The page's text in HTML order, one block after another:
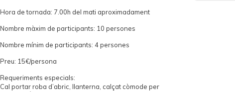
Hora de tornada: 7.00h del mati aproximadament
Nombre màxim de participants: 10 persones
Nombre mínim de participants: 4 persones
Preu: 15€/persona
Requeriments especials:
Cal portar roba d’abric, llanterna, calçat còmode per